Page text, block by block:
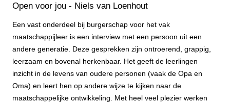
Open voor jou - Niels van Loenhout
Een vast onderdeel bij burgerschap voor het vak
maatschappijleer is een interview met een persoon uit een
andere generatie. Deze gesprekken zijn ontroerend, grappig,
leerzaam en bovenal herkenbaar. Het geeft de leerlingen
inzicht in de levens van oudere personen (vaak de Opa en
Oma) en leert hen op andere wijze te kijken naar de
maatschappelijke ontwikkeling. Met heel veel plezier werken